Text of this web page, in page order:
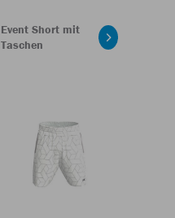
Event Short mit
Taschen